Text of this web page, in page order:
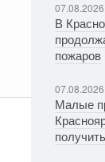
07.08.2026
В
пожаров
07.08.2026
Малые